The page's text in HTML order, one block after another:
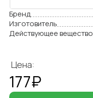
Бренд
Изготовитель
Действующее вещество
Цена:
177₽